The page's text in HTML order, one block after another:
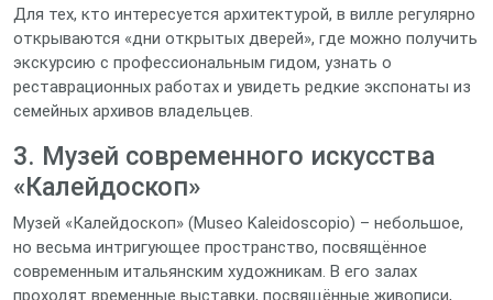
Для тех, кто интересуется архитектурой, в вилле регулярно
открываются «дни открытых дверей», где можно получить
экскурсию с профессиональным гидом, узнать о
реставрационных работах и увидеть редкие экспонаты из
семейных архивов владельцев.
3. Музей современного искусства
«Калейдоскоп»
Музей «Калейдоскоп» (Museo Kaleidoscopio) – небольшое,
но весьма интригующее пространство, посвящённое
современным итальянским художникам. В его залах
проходят временные выставки, посвящённые живописи,